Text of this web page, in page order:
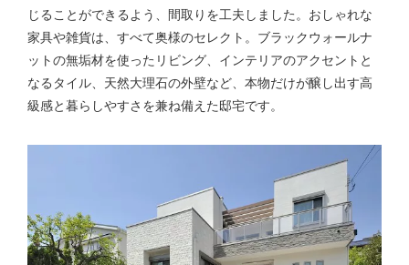
じることができるよう、間取りを工夫しました。おしゃれな
家具や雑貨は、すべて奥様のセレクト。ブラックウォールナ
ットの無垢材を使ったリビング、インテリアのアクセントと
なるタイル、天然大理石の外壁など、本物だけが醸し出す高
級感と暮らしやすさを兼ね備えた邸宅です。